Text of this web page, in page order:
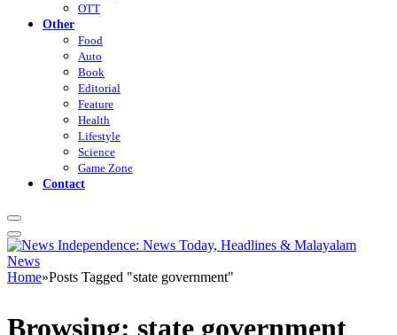
OTT
Other
Food
Auto
Book
Editorial
Feature
Health
Lifestyle
Science
Game Zone
Contact
Home»Posts Tagged "state government"
Browsing: state government